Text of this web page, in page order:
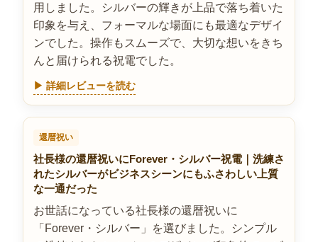
用しました。シルバーの輝きが上品で落ち着いた
印象を与え、フォーマルな場面にも最適なデザイ
ンでした。操作もスムーズで、大切な想いをきち
んと届けられる祝電でした。
▶ 詳細レビューを読む
還暦祝い
社長様の還暦祝いにForever・シルバー祝電｜洗練さ
れたシルバーがビジネスシーンにもふさわしい上質
な一通だった
お世話になっている社長様の還暦祝いに
「Forever・シルバー」を選びました。シンプル